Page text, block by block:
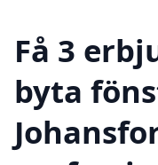
Få 3
byta